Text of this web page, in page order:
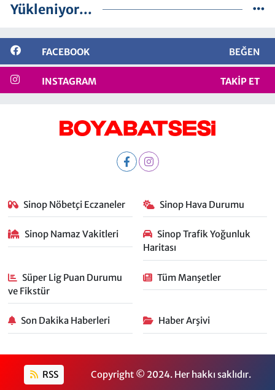
Yükleniyor...
FACEBOOK BEĞEN
INSTAGRAM TAKIP ET
Sinop Nöbetçi Eczaneler Sinop Hava Durumu
Sinop Namaz Vakitleri
Sinop Trafik Yoğunluk
Haritası
Süper Lig Puan Durumu
ve Fikstür
Tüm Manşetler
Son Dakika Haberleri Haber Arşivi
RSS Copyright © 2024. Her hakkı saklıdır.